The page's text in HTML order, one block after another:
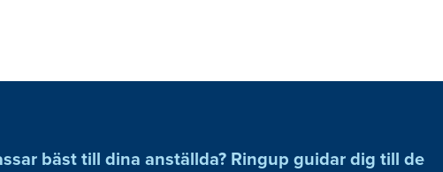
bäst till dina anställda? Ringup guidar dig till de